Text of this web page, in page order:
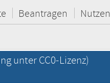
Beantragen Nutzen
unter CC0-Lizenz)